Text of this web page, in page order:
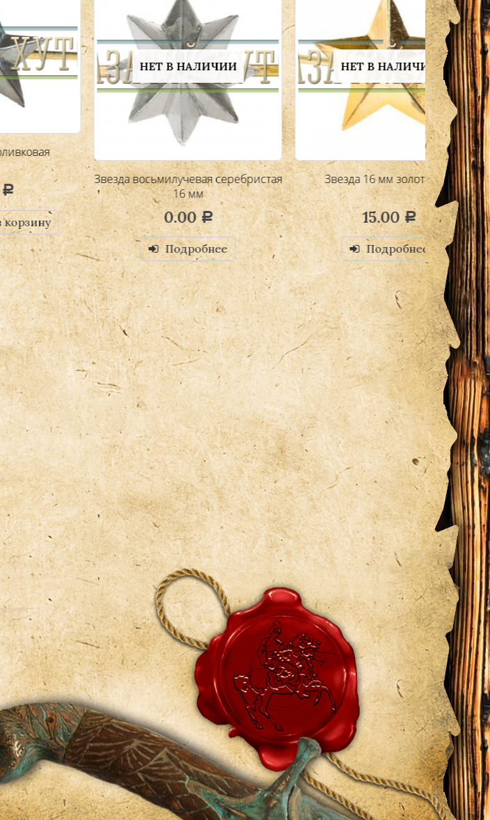
НЕТ В НАЛИЧИИ
Звезда восьмилучевая серебристая
16 мм
0.00 Р
Подробнее
НЕТ В НАЛИЧИИ
Звезда 16 мм золотистая
15.00 Р
Подробнее